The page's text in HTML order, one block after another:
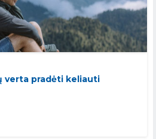
verta pradėti keliauti